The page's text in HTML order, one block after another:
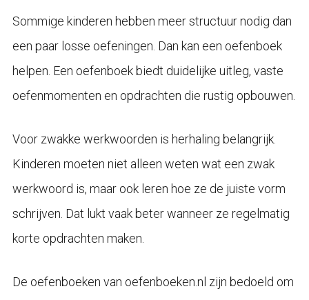
Sommige kinderen hebben meer structuur nodig dan
een paar losse oefeningen. Dan kan een oefenboek
helpen. Een oefenboek biedt duidelijke uitleg, vaste
oefenmomenten en opdrachten die rustig opbouwen.
Voor zwakke werkwoorden is herhaling belangrijk.
Kinderen moeten niet alleen weten wat een zwak
werkwoord is, maar ook leren hoe ze de juiste vorm
schrijven. Dat lukt vaak beter wanneer ze regelmatig
korte opdrachten maken.
De oefenboeken van oefenboeken.nl zijn bedoeld om